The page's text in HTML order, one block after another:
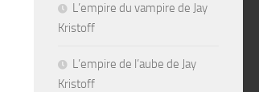
L’empire du vampire de Jay
Kristoff
L’empire de l’aube de Jay
Kristoff